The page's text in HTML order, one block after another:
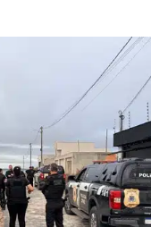
e morre na
disparam no